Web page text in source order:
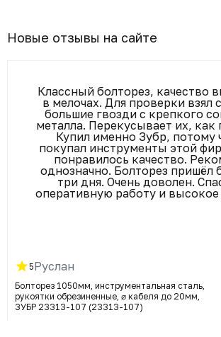
Новые отзывы на сайте
Классный болторез, качество
в мелочах. Для проверки взял
большие гвозди с крепкого
металла. Перекусывает их, как
Купил именно Зубр, потому
покупал инструменты этой
понравилось качество.
однозначно. Болторез пришёл
три дня. Очень доволен.
оперативную работу и высокое
5Руслан
Болторез 1050мм, инструментальная сталь,
рукоятки обрезиненные, ⌀ кабеля до 20мм,
ЗУБР 23313-107 (23313-107)